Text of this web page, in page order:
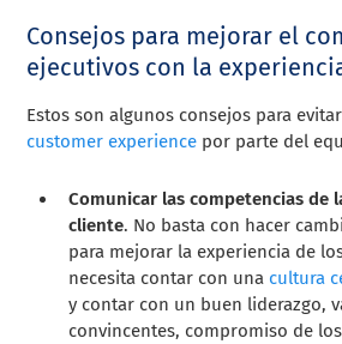
Consejos para mejorar el
ejecutivos con la
Estos son algunos consejos para evitar
customer experience por parte del
Comunicar las competencias de
cliente. No basta con hacer
para mejorar la experiencia de
necesita contar con una cultura
y contar con un buen liderazgo,
convincentes, compromiso de